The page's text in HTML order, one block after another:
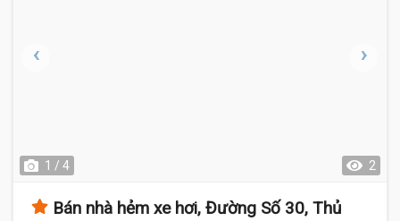
1 / 4 2
Bán nhà hẻm xe hơi, Đường Số 30, Thủ